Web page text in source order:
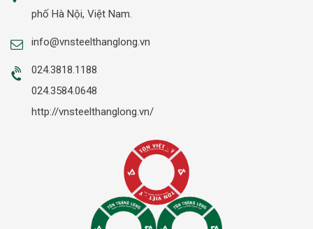
phố Hà Nội, Việt Nam.
info@vnsteelthanglong.vn
024.3818.1188
024.3584.0648
http://vnsteelthanglong.vn/